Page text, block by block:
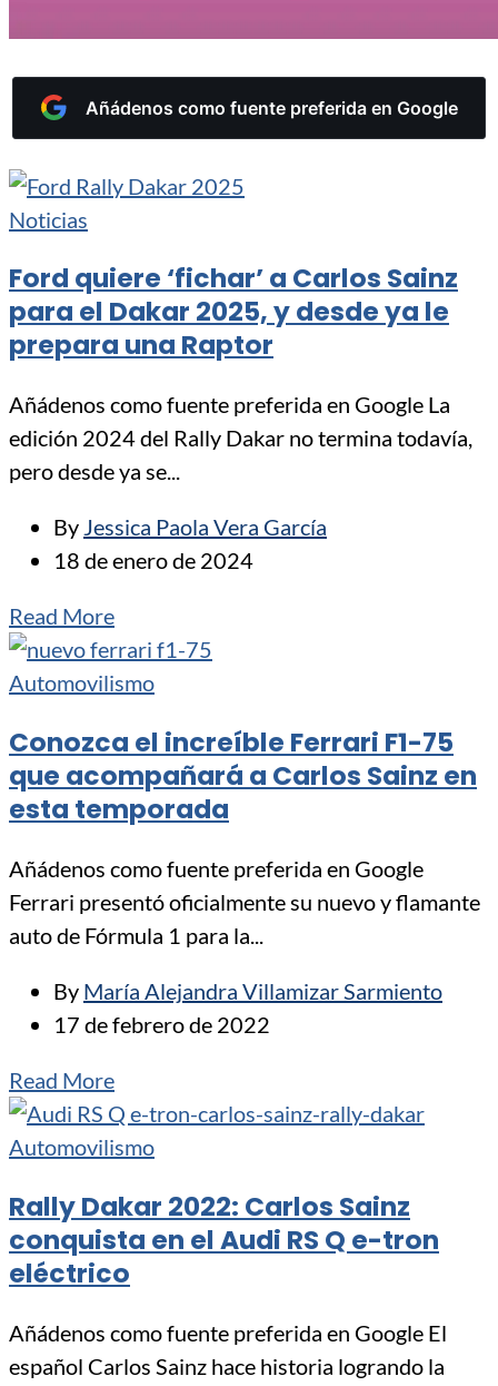
Añádenos como fuente preferida en Google
Noticias
Ford quiere ‘fichar’ a Carlos Sainz
para el Dakar 2025, y desde ya le
prepara una Raptor
Añádenos como fuente preferida en Google La
edición 2024 del Rally Dakar no termina todavía,
pero desde ya se...
By Jessica Paola Vera García
18 de enero de 2024
Read More
Automovilismo
Conozca el increíble Ferrari F1-75
que acompañará a Carlos Sainz en
esta temporada
Añádenos como fuente preferida en Google
Ferrari presentó oficialmente su nuevo y flamante
auto de Fórmula 1 para la...
By María Alejandra Villamizar Sarmiento
17 de febrero de 2022
Read More
Automovilismo
Rally Dakar 2022: Carlos Sainz
conquista en el Audi RS Q e-tron
eléctrico
Añádenos como fuente preferida en Google El
español Carlos Sainz hace historia logrando la